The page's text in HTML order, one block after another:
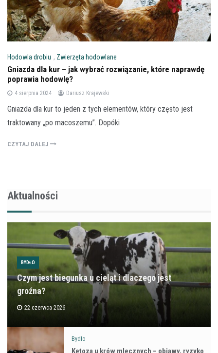
Hodowla drobiu , Zwierzęta hodowlane
Gniazda dla kur – jak wybrać rozwiązanie, które naprawdę
poprawia hodowlę?
4 sierpnia 2024 Dariusz Krajewski
Gniazda dla kur to jeden z tych elementów, który często jest
traktowany „po macoszemu”. Dopóki
CZYTAJ DALEJ
Aktualności
BYDŁO
Czym jest biegunka u cieląt i dlaczego jest
groźna?
22 czerwca 2026
Bydło
Ketoza u krów mlecznych – objawy, ryzyko